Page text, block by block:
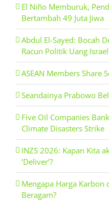
El Niño Memburuk,
Bertambah 49 Juta Jiwa
Abdul El-Sayed: Bocah
Racun Politik Uang Israel
ASEAN Members Share
Seandainya Prabowo
Five Oil Companies
Climate Disasters Strike
INZS 2026: Kapan Kita
‘Deliver’?
Mengapa Harga Karbon
Beragam?